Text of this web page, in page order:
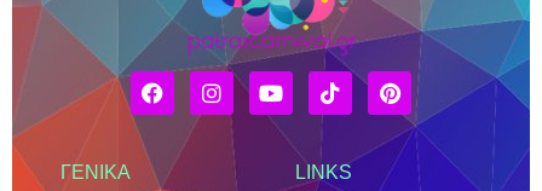
ΓΕΝΙΚΑ LINKS